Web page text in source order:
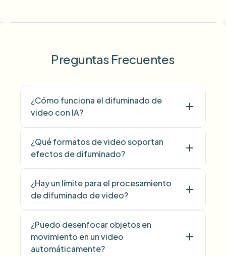
Preguntas Frecuentes
¿Cómo funciona el difuminado de
video con IA?
¿Qué formatos de video soportan
efectos de difuminado?
¿Hay un límite para el procesamiento
de difuminado de video?
¿Puedo desenfocar objetos en
movimiento en un video
automáticamente?